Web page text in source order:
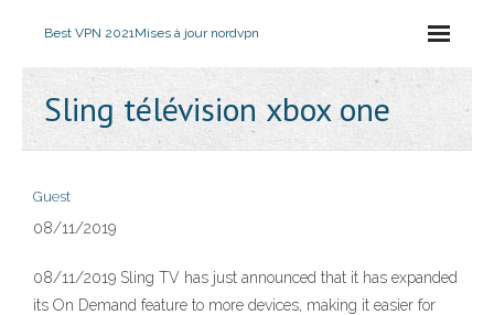
Best VPN 2021Mises à jour nordvpn
Sling télévision xbox one
Guest
08/11/2019
08/11/2019 Sling TV has just announced that it has expanded
its On Demand feature to more devices, making it easier for